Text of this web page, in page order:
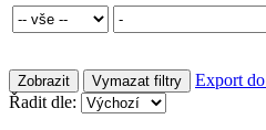
Zobrazit Vymazat filtry Export do
Řadit dle: